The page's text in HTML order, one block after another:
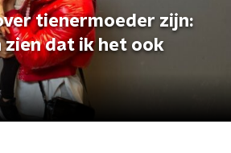
tienermoeder zijn:
zien dat ik het ook